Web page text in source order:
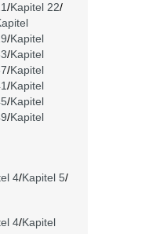
/Kapitel 22/
/Kapitel
/Kapitel
/Kapitel
/Kapitel
/Kapitel
/Kapitel
4/Kapitel 5/
4/Kapitel